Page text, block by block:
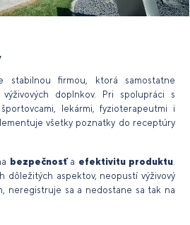
stabilnou firmou, ktorá samostatne
doplnkov. Pri spolupráci s
lekármi, fyzioterapeutmi i
všetky poznatky do receptúry
bezpečnosť a efektivitu produktu
dôležitých aspektov, neopustí výživový
neregistruje sa a nedostane sa tak na